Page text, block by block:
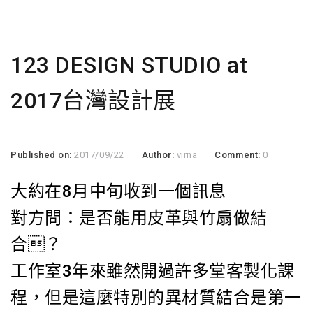
123 DESIGN STUDIO at
2017台灣設計展
Published on:2017/09/22 Author: virna Comment: 0
大約在8月中旬收到一個訊息
對方問：是否能用皮革與竹扇做結
合？
工作室3年來雖然開過許多堂客製化課
程，但是這麼特別的異材質結合是第一